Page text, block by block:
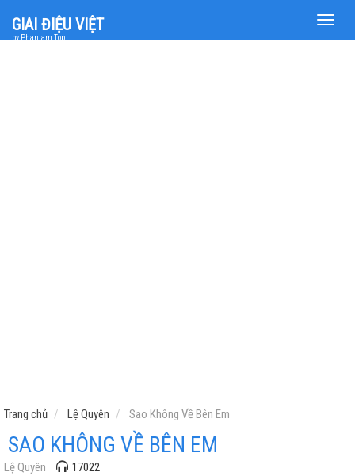
Toggle
GIAI ĐIỆU VIỆT
by Phantam Top
Trang chủ Lệ Quyên Sao Không Về Bên Em
SAO KHÔNG VỀ BÊN EM
Lệ Quyên 17022